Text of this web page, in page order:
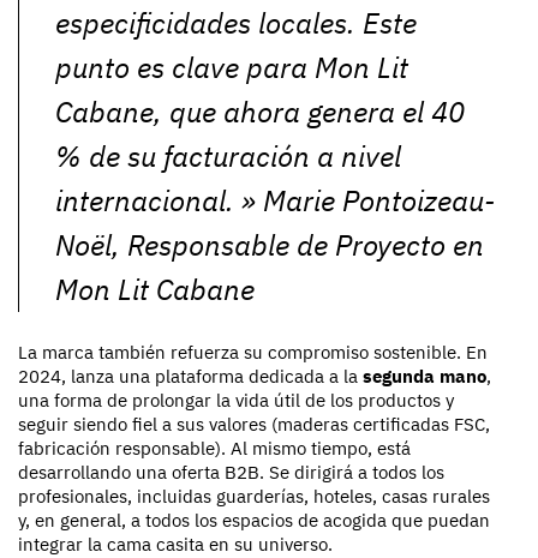
especificidades locales. Este
punto es clave para Mon Lit
Cabane, que ahora genera el 40
% de su facturación a nivel
internacional. » Marie Pontoizeau-
Noël, Responsable de Proyecto en
Mon Lit Cabane
La marca también refuerza su compromiso sostenible. En
2024, lanza una plataforma dedicada a la segunda mano,
una forma de prolongar la vida útil de los productos y
seguir siendo fiel a sus valores (maderas certificadas FSC,
fabricación responsable). Al mismo tiempo, está
desarrollando una oferta B2B. Se dirigirá a todos los
profesionales, incluidas guarderías, hoteles, casas rurales
y, en general, a todos los espacios de acogida que puedan
integrar la cama casita en su universo.